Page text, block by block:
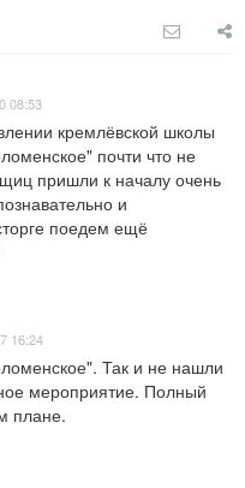
08:53
кремлёвской школы
почти что не
пришли к началу очень
и
поедем ещё
16:24
Так и не нашли
мероприятие. Полный
плане.